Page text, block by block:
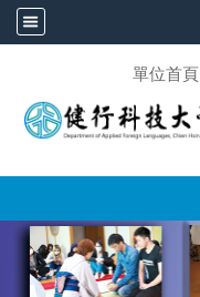
單位首頁